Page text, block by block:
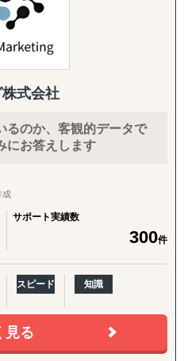
サポート』
海外販路開拓 現地支援サー
チ）海外進出 市場調査サー
に売るか」まで、意思決定
立サポート』
の設立、登記、銀行口座開設
、進出・移住に必要なビザ
クを通じて、世界どこでも
ます。
ら、現地法人設立、海外子
、事業戦略再構築、撤退ま
ェーズをワンストップでサ
・人事の専門家を各国で内
ルティングファームにはな
グ(出島での小規模ニーズに
のリストアップ、合弁パー
します。
式会社
るのか、客観的データで
にお答えします
成
サポート実績数
300件
スピード 知識
見る